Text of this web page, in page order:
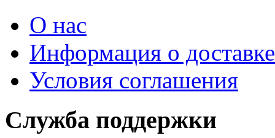
О нас
Информация о доставке
Условия соглашения
Служба поддержки